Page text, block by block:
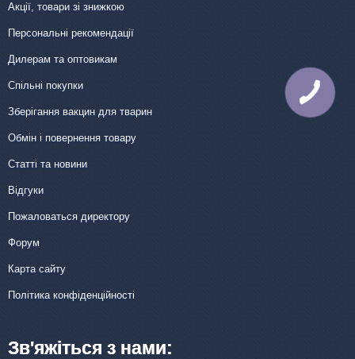
Акції, товари зі знижкою
Персональні рекомендації
Дилерам та оптовикам
Спільні покупки
Зберігання вакцин для тварин
Обмін і повернення товару
Статті та новини
Відгуки
Пожаловаться директору
Форум
Карта сайту
Політика конфіденційності
Зв'яжіться з нами:
КНОПКА
ЗВ'ЯЗКУ